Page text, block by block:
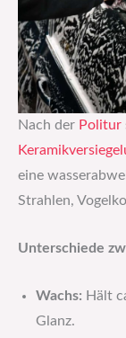
Nach der Politur
eine
Strahlen,
Unterschiede
Wachs: Hält
Glanz.